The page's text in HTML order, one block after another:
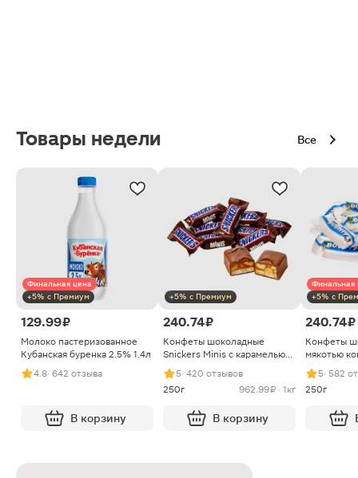
Товары недели Все
Финальная цена
+5% с Премиум
129.99 ₽
Молоко пастеризованное
Кубанская буренка 2.5% 1.4л
4.8· 642 отзыва
В корзину
+5% с Премиум
240.74 ₽
Конфеты шоколадные
Snickers Minis с карамелью
арахисом и нугой
5· 420 отзывов
250г
962.99 ₽ · 1кг
В корзину
Финальная
+5% с
240.74 ₽
Конфеты
мякотью
5· 582
250г